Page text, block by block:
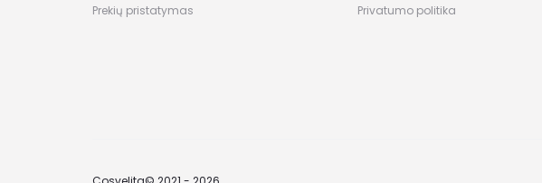
Prekių pristatymas Privatumo politika